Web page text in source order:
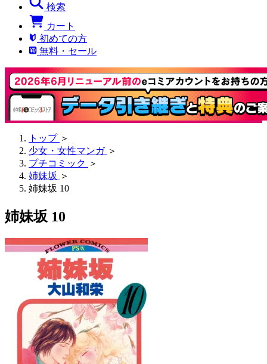
検索
カート
初めての方
無料・セール
トップ ＞
少女・女性マンガ ＞
プチコミック ＞
姉妹坂 ＞
姉妹坂 10
姉妹坂 10